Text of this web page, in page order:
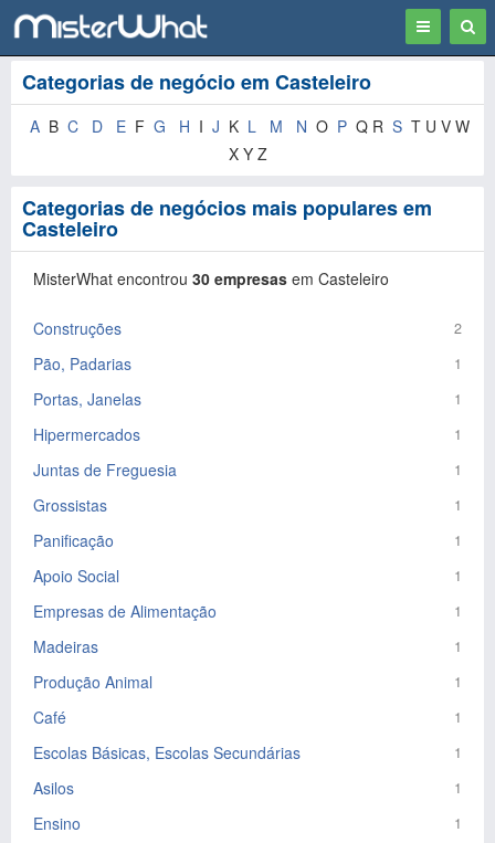
Toggle
navigation
Categorias de negócio em Casteleiro
A B C D E F G H I J K L M N O P Q R S T U V W
X Y Z
Categorias de negócios mais populares em
Casteleiro
MisterWhat encontrou 30 empresas em Casteleiro
Construções 2
Pão, Padarias 1
Portas, Janelas 1
Hipermercados 1
Juntas de Freguesia 1
Grossistas 1
Panificação 1
Apoio Social 1
Empresas de Alimentação 1
Madeiras 1
Produção Animal 1
Café 1
Escolas Básicas, Escolas Secundárias 1
Asilos 1
Ensino 1